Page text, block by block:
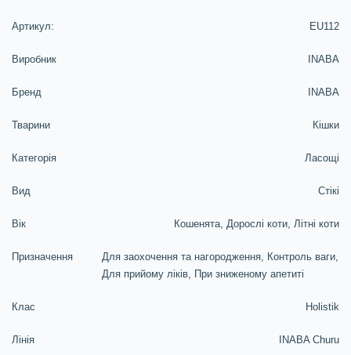
Артикул: EU112
Виробник INABA
Бренд INABA
Тварини Кішки
Категорія Ласощі
Вид Стікі
Вік Кошенята, Дорослі коти, Літні коти
Призначення
Для заохочення та нагородження, Контроль ваги,
Для прийому ліків, При зниженому апетиті
Клас Holistik
Лінія INABA Churu